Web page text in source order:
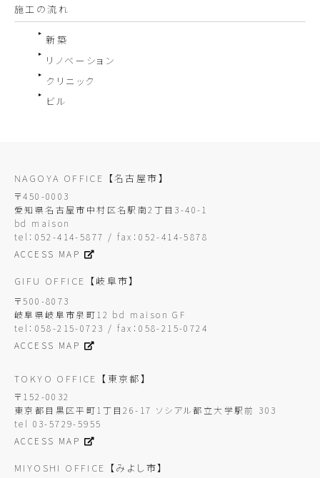
施工の流れ
新築
リノベーション
クリニック
ビル
NAGOYA OFFICE 【名古屋市】
〒450-0003
愛知県名古屋市中村区名駅南2丁目3-40-1
bd maison
tel：052-414-5877 / fax：052-414-5878
ACCESS MAP
GIFU OFFICE 【岐阜市】
〒500-8073
岐阜県岐阜市泉町12 bd maison GF
tel：058-215-0723 / fax：058-215-0724
ACCESS MAP
TOKYO OFFICE 【東京都】
〒152-0032
東京都目黒区平町1丁目26-17 ソシアル都立大学駅前 303
tel 03-5729-5955
ACCESS MAP
MIYOSHI OFFICE 【みよし市】